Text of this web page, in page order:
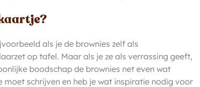
als je de brownies zelf als
op tafel. Maar als je ze als verrassing geeft,
boodschap de brownies net even wat
moet schrijven en heb je wat inspiratie nodig voor